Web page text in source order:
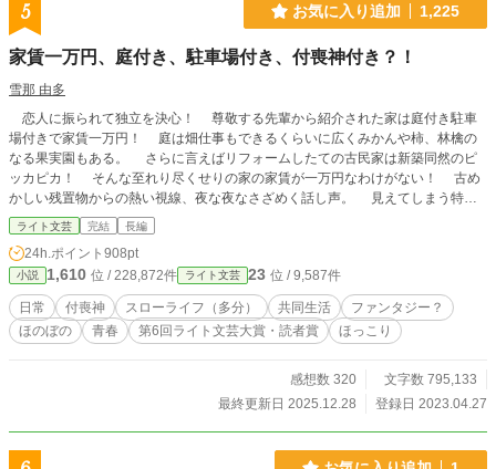
5 お気に入り追加 1,225
家賃一万円、庭付き、駐車場付き、付喪神付き？！
雪那 由多
恋人に振られて独立を決心！ 尊敬する先輩から紹介された家は庭付き駐車
場付きで家賃一万円！ 庭は畑仕事もできるくらいに広くみかんや柿、林檎の
なる果実園もある。 さらに言えばリフォームしたての古民家は新築同然のピ
ッカピカ！ そんな至れり尽くせりの家の家賃が一万円なわけがない！ 古め
かしい残置物からの熱い視線、夜な夜なさざめく話し声。 見えてしまう特異
体質の瞳で見たこの家の住人達に納得のこのお値段！ 見知らぬ土地で友人も
居ない新天地の家に置いて行かれた道具から生まれた付喪神達との共同生活が今
スタート！ **************************************************************** 第６回
ほっこり・じんわり大賞で読者賞を頂きました！ 沢山の方に読んでいただき、
そして投票を頂きまして本当にありがとうございました！ ***********************
*****************************************
ライト文芸 完結 長編
24h.ポイント 908pt
小説 1,610 位 / 228,872件 ライト文芸 23 位 / 9,587件
日常 付喪神 スローライフ（多分） 共同生活
ファンタジー？
ほのぼの
青春 第6回ライト文芸大賞・読者賞 ほっこり
感想数 320
文字数 795,133
最終更新日 2025.12.28
登録日 2023.04.27